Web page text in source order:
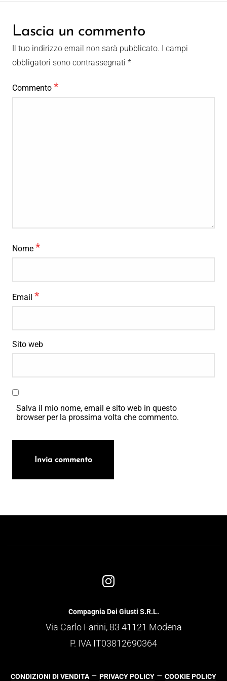
Lascia un commento
Il tuo indirizzo email non sarà pubblicato. I campi
obbligatori sono contrassegnati *
Commento *
Nome *
Email *
Sito web
Salva il mio nome, email e sito web in questo
browser per la prossima volta che commento.
Compagnia Dei Giusti S.R.L.
Via Carlo Farini, 83 41121 Modena
P. IVA IT03812690364
CONDIZIONI DI VENDITA – PRIVACY POLICY – COOKIE POLICY